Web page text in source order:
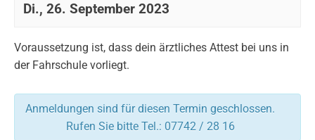
Di., 26. September 2023
Voraussetzung ist, dass dein ärztliches Attest bei uns in
der Fahrschule vorliegt.
Anmeldungen sind für diesen Termin geschlossen.
Rufen Sie bitte Tel.: 07742 / 28 16